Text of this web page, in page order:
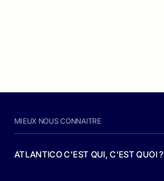
MIEUX NOUS CONNAITRE
ATLANTICO C'EST QUI, C'EST QUOI ?